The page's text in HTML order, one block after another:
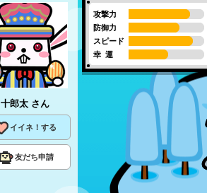
十郎太 さん
イイネ！する
友だち申請
攻撃力
防御力
スピード
幸 運